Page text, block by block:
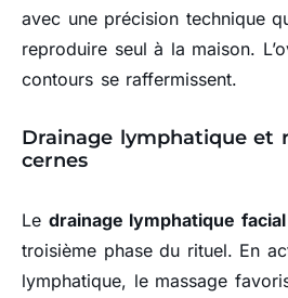
avec une précision technique
reproduire seul à la maison.
contours se raffermissent.
Drainage lymphatique et
cernes
Le drainage lymphatique facial
troisième phase du rituel. En
lymphatique, le massage